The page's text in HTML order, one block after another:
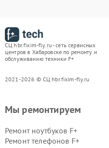
СЦ hbr.fixim-fly.ru - сеть сервисных
центров в Хабаровске по ремонту и
обслуживанию техники F+
2021-2026 © СЦ hbr.fixim-fly.ru
Мы ремонтируем
Ремонт ноутбуков F+
Ремонт телефонов F+